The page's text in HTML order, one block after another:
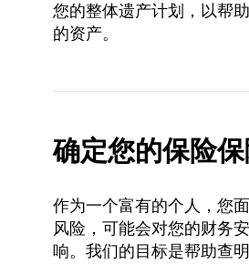
您的整体遗产计划，以帮
的资产。
确定您的保险
作为一个富有的个人，您
风险，可能会对您的财务
响。我们的目标是帮助查